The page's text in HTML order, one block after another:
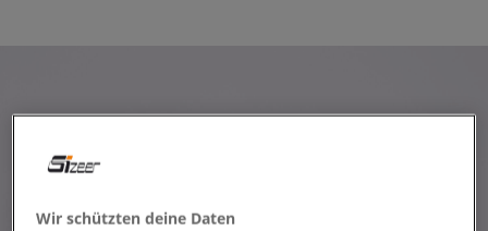
Wir schützten deine Daten